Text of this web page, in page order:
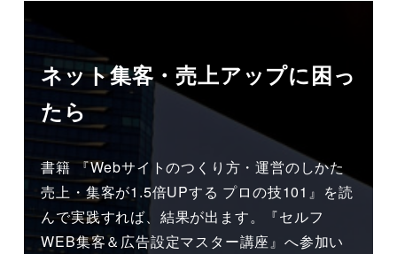
ネット集客・売上アップに困っ
たら
書籍 『Webサイトのつくり方・運営のしかた
売上・集客が1.5倍UPする プロの技101』を読
んで実践すれば、結果が出ます。『セルフ
WEB集客＆広告設定マスター講座』へ参加い